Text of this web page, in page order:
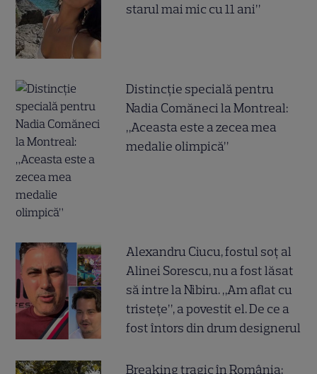
starul mai mic cu 11 ani”
Distincție specială pentru
Nadia Comăneci la Montreal:
„Aceasta este a zecea mea
medalie olimpică”
Alexandru Ciucu, fostul soț al
Alinei Sorescu, nu a fost lăsat
să intre la Nibiru. „Am aflat cu
tristețe”, a povestit el. De ce a
fost întors din drum designerul
Breaking tragic în România: